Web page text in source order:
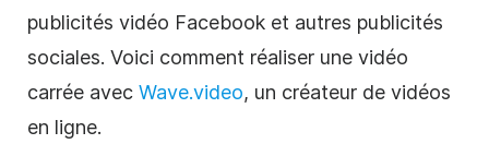
publicités vidéo Facebook et autres publicités
sociales. Voici comment réaliser une vidéo
carrée avec Wave.video, un créateur de vidéos
en ligne.